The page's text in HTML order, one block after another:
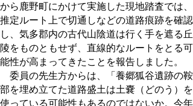
から鹿野町にかけて実施した現地踏査では、
推定ルート上で切通しなどの道路痕跡を確認
し、気多郡内の古代山陰道は行く手を遮る丘
陵をものともせず、直線的なルートをとる可
能性が高まってきたことを報告しました。
委員の先生方からは、「養郷狐谷遺跡の鞍
部を埋め立てた道路盛土は土嚢（どのう）を
使っている可能性もあるのではないか。今年